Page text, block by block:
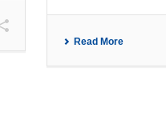
Read More